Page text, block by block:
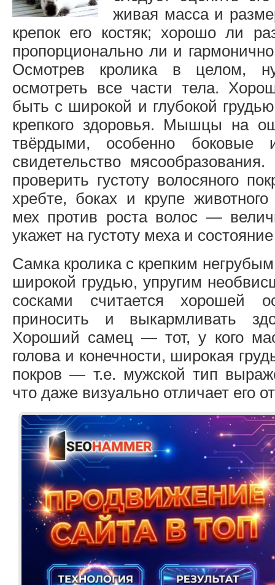
живая масса и
крепок его костяк; хорошо ли
пропорционально ли и
Осмотрев кролика в целом,
осмотреть все части тела.
быть с широкой и глубокой
крепкого здоровья. Мышцы на
твёрдыми, особенно
свидетельство
проверить густоту волосяного
хребте, боках и крупе животного
мех против роста волос —
укажет на густоту меха и
Самка кролика с крепким негрубым
широкой грудью, упругим
сосками считается хорошей
приносить и выкармливать
Хороший самец — тот, у кого
голова и конечности, широкая
покров — т.е. мужской тип
что даже визуально отличает его